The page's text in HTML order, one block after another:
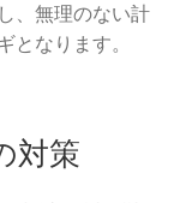
、無理のない計
となります。
対策